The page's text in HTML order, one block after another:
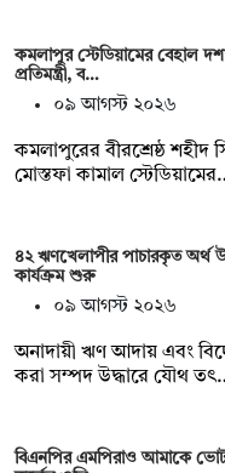
কমলাপুর স্টেডিয়ামের বেহাল
প্রতিমন্ত্রী, ব…
০৯ আগস্ট ২০২৬
কমলাপুরের বীরশ্রেষ্ঠ শহীদ
মোস্তফা কামাল
৪২ ঋণখেলাপীর পাচারকৃত অর্থ
কার্যক্রম শুরু
০৯ আগস্ট ২০২৬
অনাদায়ী ঋণ আদায় এবং
করা সম্পদ উদ্ধারে যৌথ
বিএনপির এমপিরাও আমাকে